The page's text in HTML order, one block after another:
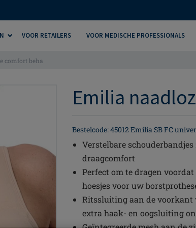
VOOR RETAILERS VOOR MEDISCHE PROFESSIONALS
comfort beha
Emilia
Bestelcode: 45012 Emilia SB FC
Verstelbare
draagcomfort
Perfect om te dragen
hoesjes voor uw
Ritssluiting aan de voorkant
extra haak- en oogsluiting